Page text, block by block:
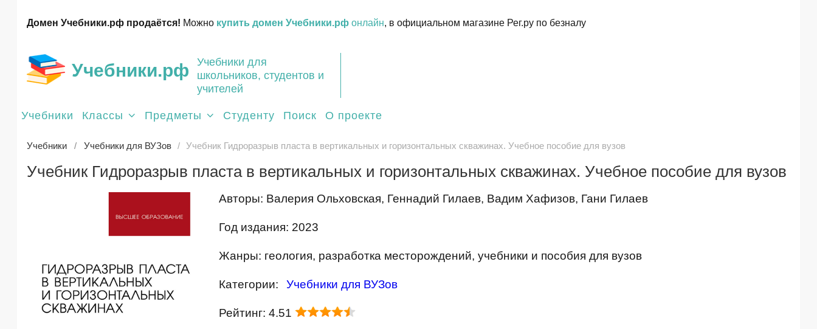
Домен Учебники.рф продаётся! Можно купить домен Учебники.рф онлайн, в официальном магазине Рег.ру по безналу
Учебники.рф
Учебники для
школьников, студентов и
учителей
Учебники Классы Предметы Студенту Поиск О проекте
Учебники Учебники для ВУЗов Учебник Гидроразрыв пласта в вертикальных и горизонтальных скважинах. Учебное пособие для вузов
Учебник Гидроразрыв пласта в вертикальных и горизонтальных скважинах. Учебное пособие для вузов
Авторы: Валерия Ольховская, Геннадий Гилаев, Вадим Хафизов, Гани Гилаев
Год издания: 2023
Жанры: геология, разработка месторождений, учебники и пособия для вузов
Категории: Учебники для ВУЗов
Рейтинг: 4.51